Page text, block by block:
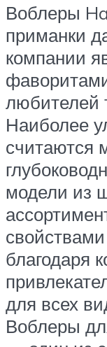
Воблеры
приманки
компании
любителей
Наиболее
считаются
модели из
благодаря
для всех
Воблеры